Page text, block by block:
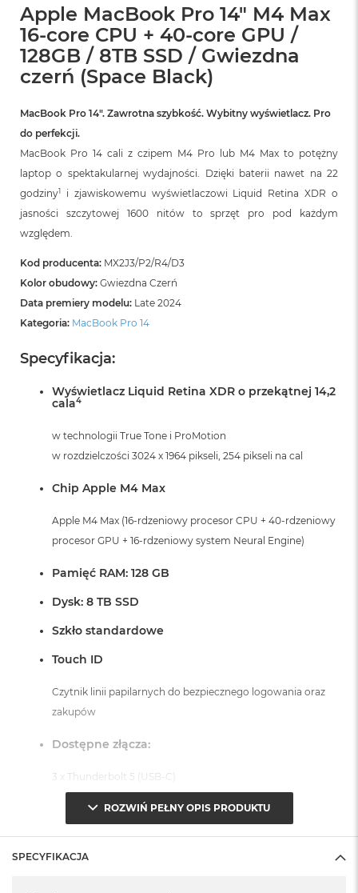
Apple MacBook Pro 14" M4 Max
16-core CPU + 40-core GPU /
128GB / 8TB SSD / Gwiezdna
czerń (Space Black)
MacBook Pro 14″. Zawrotna szybkość. Wybitny wyświetlacz. Pro
do perfekcji.
MacBook Pro 14 cali z czipem M4 Pro lub M4 Max to potężny
laptop o spektakularnej wydajności. Dzięki baterii nawet na 22
godziny1
i zjawiskowemu wyświetlaczowi Liquid Retina XDR o
jasności szczytowej 1600 nitów to sprzęt pro pod każdym
względem.
Kod producenta: MX2J3/P2/R4/D3
Kolor obudowy: Gwiezdna Czerń
Data premiery modelu: Late 2024
Kategoria: MacBook Pro 14
Specyfikacja:
Wyświetlacz Liquid Retina XDR o przekątnej 14,2
cala4
w technologii True Tone i ProMotion
w rozdzielczości 3024 x 1964 pikseli, 254 pikseli na cal
Chip Apple M4 Max
Apple M4 Max (16-rdzeniowy procesor CPU + 40-rdzeniowy
procesor GPU + 16-rdzeniowy system Neural Engine)
Pamięć RAM: 128 GB
Dysk: 8 TB SSD
Szkło standardowe
Touch ID
Czytnik linii papilarnych do bezpiecznego logowania oraz
zakupów
Dostępne złącza:
3 x Thunderbolt 5 (USB-C)
1 x Port HDMI
1 x Gniazdo na kartę SDXC
1 x Gniazdo słuchawkowe 3,5 mm
ROZWIŃ PEŁNY OPIS PRODUKTU
SPECYFIKACJA